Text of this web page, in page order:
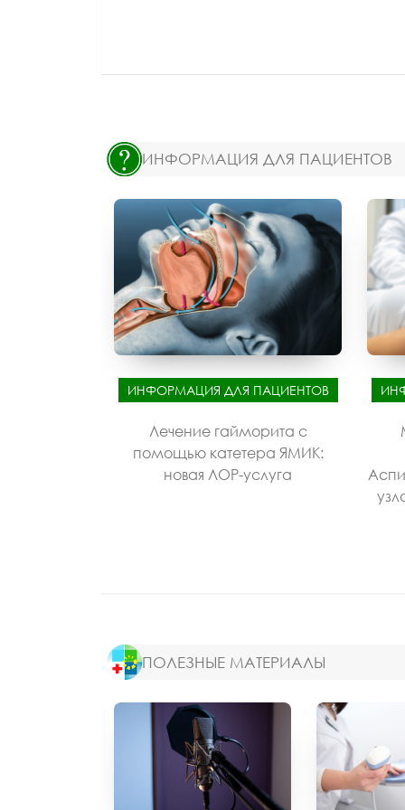
ИНФОРМАЦИЯ ДЛЯ ПАЦИЕНТОВ
ИНФОРМАЦИЯ ДЛЯ ПАЦИЕНТОВ
Лечение гайморита с
помощью катетера ЯМИК:
новая ЛОР-услуга
ПОЛЕЗНЫЕ МАТЕРИАЛЫ